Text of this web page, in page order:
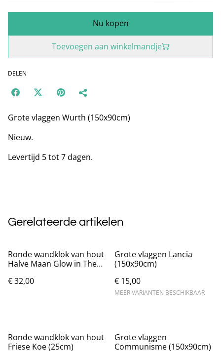
Nu kopen
Toevoegen aan winkelmandje
DELEN
Grote vlaggen Wurth (150x90cm)
Nieuw.
Levertijd 5 tot 7 dagen.
Gerelateerde artikelen
Ronde wandklok van hout
Halve Maan Glow in The
€ 32,00
Grote vlaggen Lancia
(150x90cm)
€ 15,00
MEER VARIANTEN BESCHIKBAAR
Ronde wandklok van hout
Friese Koe (25cm)
Grote vlaggen
Communisme (150x90cm)